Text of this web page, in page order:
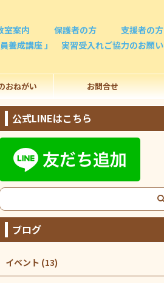
室案内 保護者の方
支援者の方
養成講座 」 実習受入れご協力のお願い
おねがい お問合せ
公式LINEはこちら
ブログ
イベント (13)